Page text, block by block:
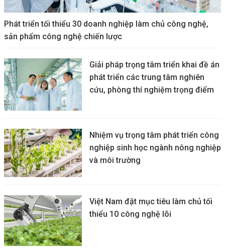
Phát triển tối thiểu 30 doanh nghiệp làm chủ công nghệ,
sản phẩm công nghệ chiến lược
Giải pháp trọng tâm triển khai đề án
phát triển các trung tâm nghiên
cứu, phòng thí nghiệm trọng điểm
Nhiệm vụ trọng tâm phát triển công
nghiệp sinh học ngành nông nghiệp
và môi trường
Việt Nam đặt mục tiêu làm chủ tối
thiểu 10 công nghệ lõi